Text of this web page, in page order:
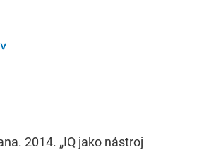
2014. „IQ jako nástroj